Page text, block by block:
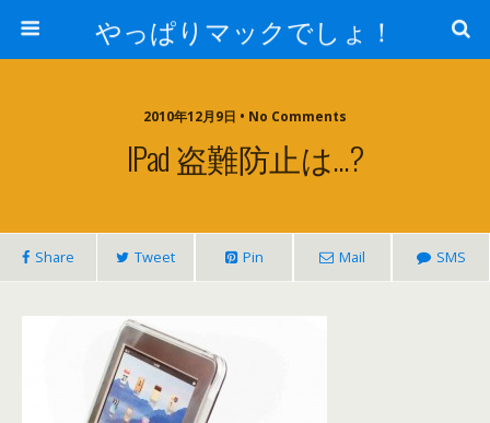
やっぱりマックでしょ！
2010年12月9日 • No Comments
IPad 盗難防止は…?
Share Tweet Pin Mail SMS